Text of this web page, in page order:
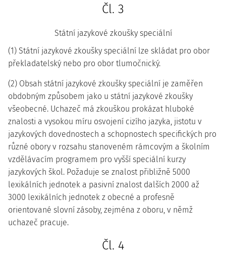
Čl. 3
Státní jazykové zkoušky speciální
(1) Státní jazykové zkoušky speciální lze skládat pro obor
překladatelský nebo pro obor tlumočnický.
(2) Obsah státní jazykové zkoušky speciální je zaměřen
obdobným způsobem jako u státní jazykové zkoušky
všeobecné. Uchazeč má zkouškou prokázat hluboké
znalosti a vysokou míru osvojení cizího jazyka, jistotu v
jazykových dovednostech a schopnostech specifických pro
různé obory v rozsahu stanoveném rámcovým a školním
vzdělávacím programem pro vyšší speciální kurzy
jazykových škol. Požaduje se znalost přibližně 5000
lexikálních jednotek a pasivní znalost dalších 2000 až
3000 lexikálních jednotek z obecné a profesně
orientované slovní zásoby, zejména z oboru, v němž
uchazeč pracuje.
Čl. 4